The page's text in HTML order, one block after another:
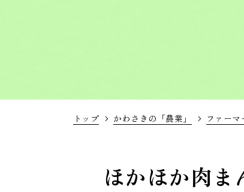
トップ かわさきの「農業」 ファーマ
ほかほか肉ま